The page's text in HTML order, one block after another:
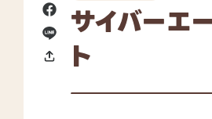
サイバーエ
ト